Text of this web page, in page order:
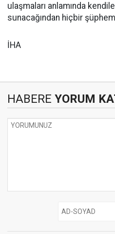
ulaşmaları anlamında
sunacağından hiçbir
İHA
HABERE YORUM